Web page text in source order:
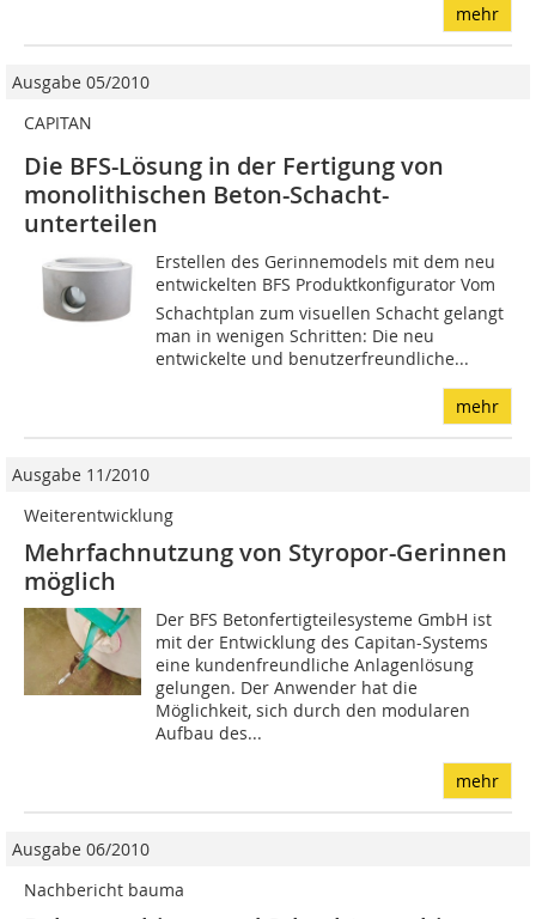
mehr
Ausgabe 05/2010
CAPITAN
Die BFS-Lösung in der Fertigung von
monolithischen Beton-Schacht-
unterteilen
Erstellen des Gerinnemodels mit dem neu
entwickelten BFS Produktkonfigurator Vom
Schachtplan zum visuellen Schacht gelangt
man in wenigen Schritten: Die neu
entwickelte und benutzerfreundliche...
mehr
Ausgabe 11/2010
Weiterentwicklung
Mehrfachnutzung von Styropor-Gerinnen
möglich
Der BFS Betonfertigteilesysteme GmbH ist
mit der Entwicklung des Capitan-Systems
eine kundenfreundliche Anlagenlösung
gelungen. Der Anwender hat die
Möglichkeit, sich durch den modularen
Aufbau des...
mehr
Ausgabe 06/2010
Nachbericht bauma